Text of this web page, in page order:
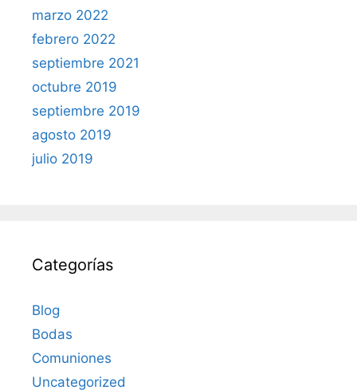
marzo 2022
febrero 2022
septiembre 2021
octubre 2019
septiembre 2019
agosto 2019
julio 2019
Categorías
Blog
Bodas
Comuniones
Uncategorized